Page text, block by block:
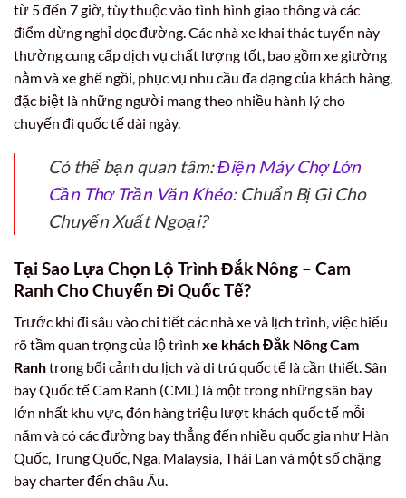
từ 5 đến 7 giờ, tùy thuộc vào tình hình giao thông và các
điểm dừng nghỉ dọc đường. Các nhà xe khai thác tuyến này
thường cung cấp dịch vụ chất lượng tốt, bao gồm xe giường
nằm và xe ghế ngồi, phục vụ nhu cầu đa dạng của khách hàng,
đặc biệt là những người mang theo nhiều hành lý cho
chuyến đi quốc tế dài ngày.
Có thể bạn quan tâm:Điện Máy Chợ Lớn
Cần Thơ Trần Văn Khéo: Chuẩn Bị Gì Cho
Chuyến Xuất Ngoại?
Tại Sao Lựa Chọn Lộ Trình Đắk Nông – Cam
Ranh Cho Chuyến Đi Quốc Tế?
Trước khi đi sâu vào chi tiết các nhà xe và lịch trình, việc hiểu
rõ tầm quan trọng của lộ trình xe khách Đắk Nông Cam
Ranhtrong bối cảnh du lịch và di trú quốc tế là cần thiết. Sân
bay Quốc tế Cam Ranh (CML) là một trong những sân bay
lớn nhất khu vực, đón hàng triệu lượt khách quốc tế mỗi
năm và có các đường bay thẳng đến nhiều quốc gia như Hàn
Quốc, Trung Quốc, Nga, Malaysia, Thái Lan và một số chặng
bay charter đến châu Âu.